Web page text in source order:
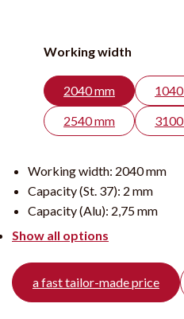
Working width
2040 mm
2540 mm
Working width: 2040 mm
Capacity (St. 37): 2 mm
Capacity (Alu): 2,75 mm
Show all options
a fast tailor-made price